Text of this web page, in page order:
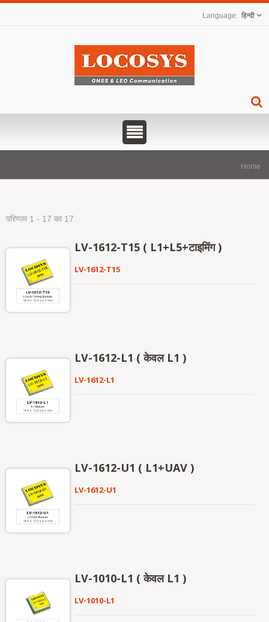
हिन्दी
Home
परिणाम 1 - 17 का 17
LV-1612-T15 ( L1+L5+टाइमिंग )
LV-1612-T15
LV-1612-L1 ( केवल L1 )
LV-1612-L1
LV-1612-U1 ( L1+UAV )
LV-1612-U1
LV-1010-L1 ( केवल L1 )
LV-1010-L1